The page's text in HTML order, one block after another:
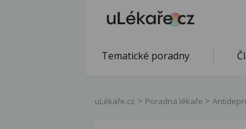
Tematické poradny
uLékaře.cz Poradna lékaře